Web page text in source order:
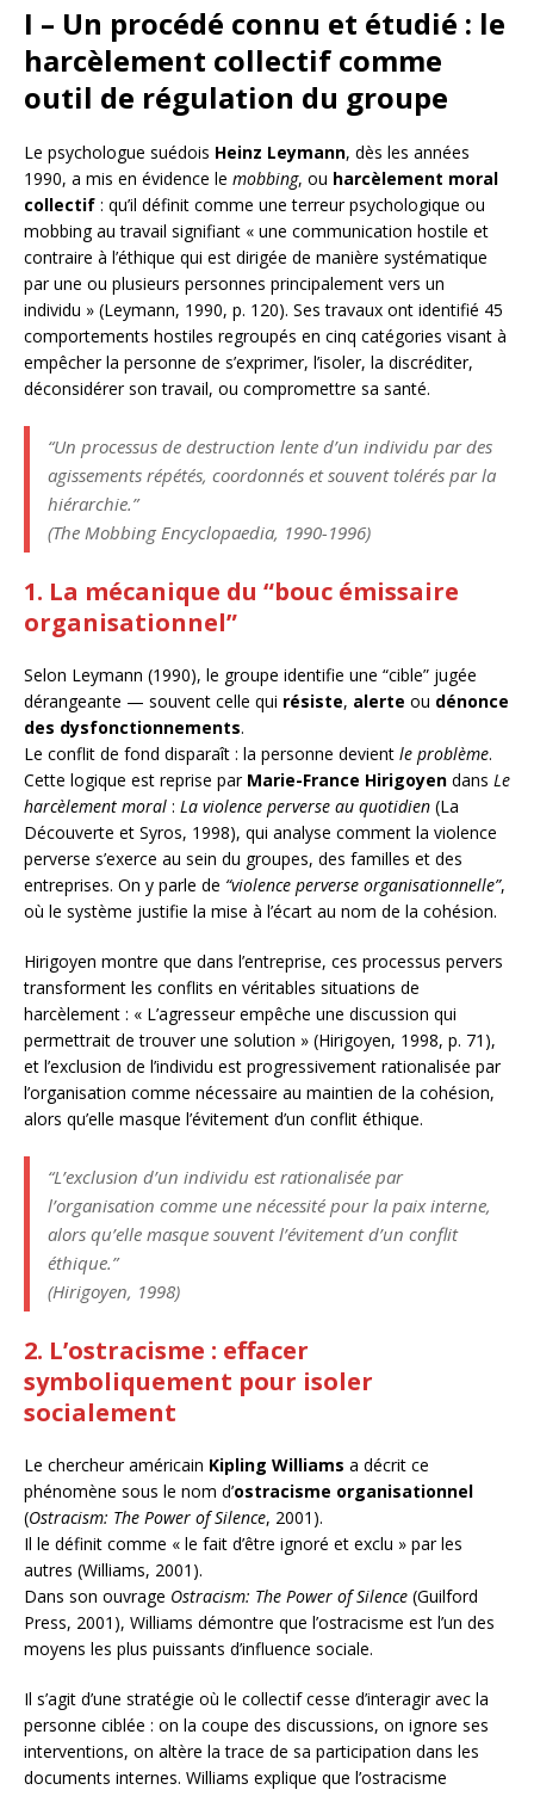
I – Un procédé connu et étudié : le
harcèlement collectif comme
outil de régulation du groupe
Le psychologue suédois Heinz Leymann, dès les années
1990, a mis en évidence le mobbing, ou harcèlement moral
collectif : qu’il définit comme une terreur psychologique ou
mobbing au travail signifiant « une communication hostile et
contraire à l’éthique qui est dirigée de manière systématique
par une ou plusieurs personnes principalement vers un
individu » (Leymann, 1990, p. 120). Ses travaux ont identifié 45
comportements hostiles regroupés en cinq catégories visant à
empêcher la personne de s’exprimer, l’isoler, la discréditer,
déconsidérer son travail, ou compromettre sa santé.
“Un processus de destruction lente d’un individu par des
agissements répétés, coordonnés et souvent tolérés par la
hiérarchie.”
(The Mobbing Encyclopaedia, 1990-1996)
1. La mécanique du “bouc émissaire
organisationnel”
Selon Leymann (1990), le groupe identifie une “cible” jugée
dérangeante — souvent celle qui résiste, alerte ou dénonce
des dysfonctionnements.
Le conflit de fond disparaît : la personne devient le problème.
Cette logique est reprise par Marie-France Hirigoyen dans Le
harcèlement moral : La violence perverse au quotidien (La
Découverte et Syros, 1998), qui analyse comment la violence
perverse s’exerce au sein du groupes, des familles et des
entreprises. On y parle de “violence perverse organisationnelle”,
où le système justifie la mise à l’écart au nom de la cohésion.
Hirigoyen montre que dans l’entreprise, ces processus pervers
transforment les conflits en véritables situations de
harcèlement : « L’agresseur empêche une discussion qui
permettrait de trouver une solution » (Hirigoyen, 1998, p. 71),
et l’exclusion de l’individu est progressivement rationalisée par
l’organisation comme nécessaire au maintien de la cohésion,
alors qu’elle masque l’évitement d’un conflit éthique.
“L’exclusion d’un individu est rationalisée par
l’organisation comme une nécessité pour la paix interne,
alors qu’elle masque souvent l’évitement d’un conflit
éthique.”
(Hirigoyen, 1998)
2. L’ostracisme : effacer
symboliquement pour isoler
socialement
Le chercheur américain Kipling Williams a décrit ce
phénomène sous le nom d’ostracisme organisationnel
(Ostracism: The Power of Silence, 2001).
Il le définit comme « le fait d’être ignoré et exclu » par les
autres (Williams, 2001).
Dans son ouvrage Ostracism: The Power of Silence (Guilford
Press, 2001), Williams démontre que l’ostracisme est l’un des
moyens les plus puissants d’influence sociale.
Il s’agit d’une stratégie où le collectif cesse d’interagir avec la
personne ciblée : on la coupe des discussions, on ignore ses
interventions, on altère la trace de sa participation dans les
documents internes. Williams explique que l’ostracisme